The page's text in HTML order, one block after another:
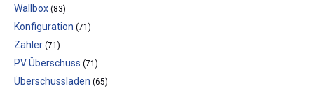
Wallbox (83)
Konfiguration (71)
Zähler (71)
PV Überschuss (71)
Überschussladen (65)